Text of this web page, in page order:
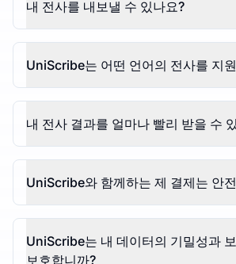
내 전사를 내보낼 수 있나요?
UniScribe는 어떤 언어의 전사를 지
내 전사 결과를 얼마나 빨리 받을 수
UniScribe와 함께하는 제 결제는 안
UniScribe는 내 데이터의 기밀성과
보호합니까?